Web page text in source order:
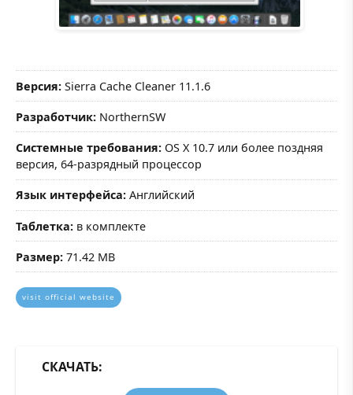
Версия: Sierra Cache Cleaner 11.1.6
Разработчик: NorthernSW
Системные требования: OS X 10.7 или более поздняя
версия, 64-разрядный процессор
Язык интерфейса: Английский
Таблетка: в комплекте
Размер: 71.42 MB
visit official website
СКАЧАТЬ: